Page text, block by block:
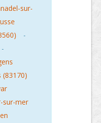
sur-
-
-
(83170)
sur-mer